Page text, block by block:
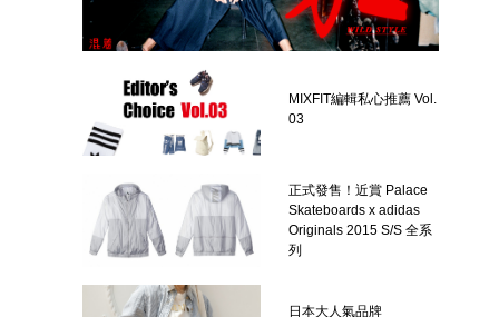
MIXFIT編輯私心推薦 Vol.
03
正式發售！近賞 Palace
Skateboards x adidas
Originals 2015 S/S 全系
列
日本大人氣品牌